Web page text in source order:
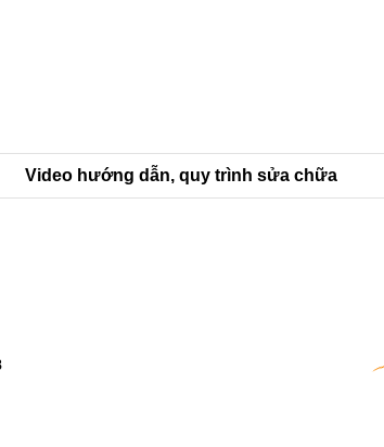
Video hướng dẫn, quy trình sửa chữa